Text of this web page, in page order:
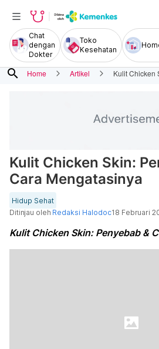
Chat
dengan
Dokter
Toko
Kesehatan
search Home Artikel Kulit Chicken
Kulit Chicken Skin:
Cara Mengatasinya
Hidup Sehat
Ditinjau oleh Redaksi Halodoc18 Februari
Kulit Chicken Skin: Penyebab &